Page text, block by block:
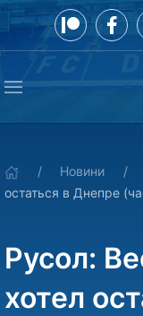
Новини
остаться в Днепре
Русол:
хотел